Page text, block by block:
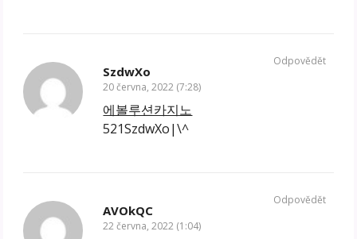
SzdwXo
20 června, 2022 (7:28)
에볼루션카지노
521SzdwXo|\^
Odpovědět
AVOkQC
22 června, 2022 (1:04)
Odpovědět